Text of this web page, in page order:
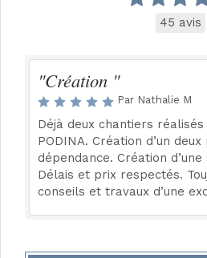
45 avis
"Création "
Par Nathalie M
Déjà deux chantiers réalisés
PODINA. Création d’un
dépendance. Création
Délais et prix respectés.
conseils et travaux d’une